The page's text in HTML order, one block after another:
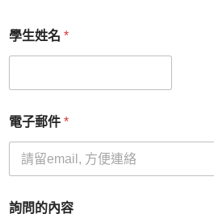
學生姓名 *
電子郵件 *
詢問的內容